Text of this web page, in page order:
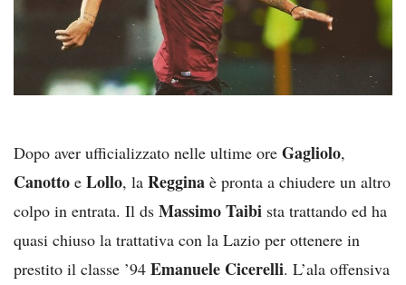
Dopo aver ufficializzato nelle ultime ore Gagliolo,
Canotto e Lollo, la Reggina è pronta a chiudere un altro
colpo in entrata. Il ds Massimo Taibi sta trattando ed ha
quasi chiuso la trattativa con la Lazio per ottenere in
prestito il classe ’94 Emanuele Cicerelli. L’ala offensiva